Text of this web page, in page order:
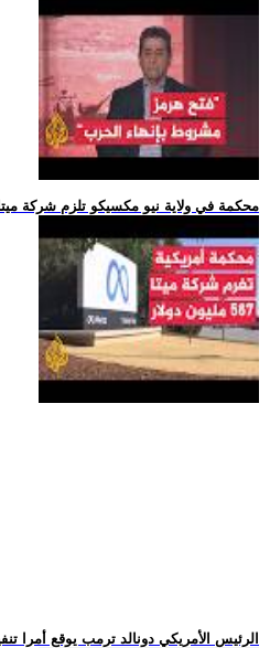
.. محكمة في ولاية نيو مكسيكو تلزم شركة ميتا بدفع 567
.. الرئيس الأمريكي دونالد ترمب يوقع أمرا